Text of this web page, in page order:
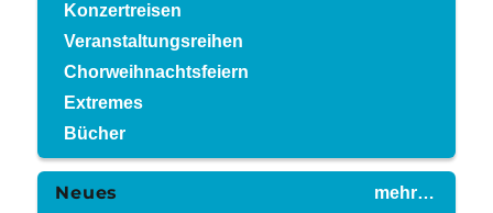
Konzertreisen
Veranstaltungsreihen
Chorweihnachtsfeiern
Extremes
Bücher
mehr…
Neues